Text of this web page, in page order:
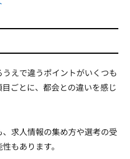
えで違うポイントがいくつも
ごとに、都会との違いを感じ
求人情報の集め方や選考の受
もあります。